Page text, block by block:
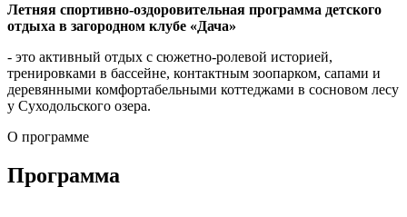
Летняя спортивно-оздоровительная программа детского
отдыха в загородном клубе «Дача»
- это активный отдых с сюжетно-ролевой историей,
тренировками в бассейне, контактным зоопарком, сапами и
деревянными комфортабельными коттеджами в сосновом лесу
у Суходольского озера.
О программе
Программа